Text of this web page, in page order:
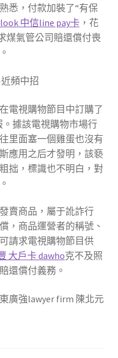
悉，付款加裝了“有保
中信line pay卡，花
煤氣管公司賠還償付喪
頻中招
電視購物節目中訂購了
。據該電視購物市場行
里面塞一個雞蛋也沒有
應用之后才發明，該褻
拙，標識也不明白，對
賣商品，屬于訛詐行
，商品運營者的稱號、
請求電視購物節目供
大戶卡 dawho克不及照
還償付義務。
廣強lawyer firm 陳北元